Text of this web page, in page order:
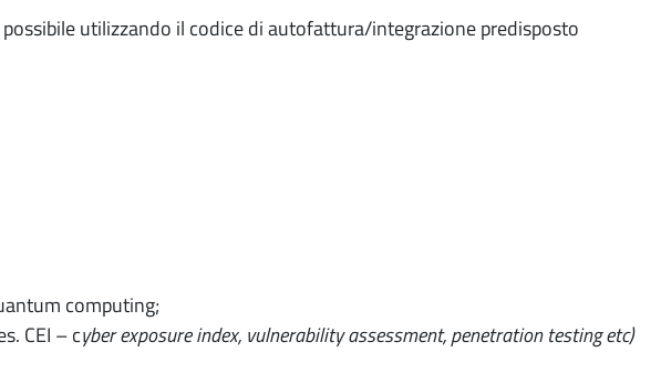
utilizzando il codice di autofattura/integrazione predisposto
computing;
CEI – cyber exposure index, vulnerability assessment, penetration testing etc)